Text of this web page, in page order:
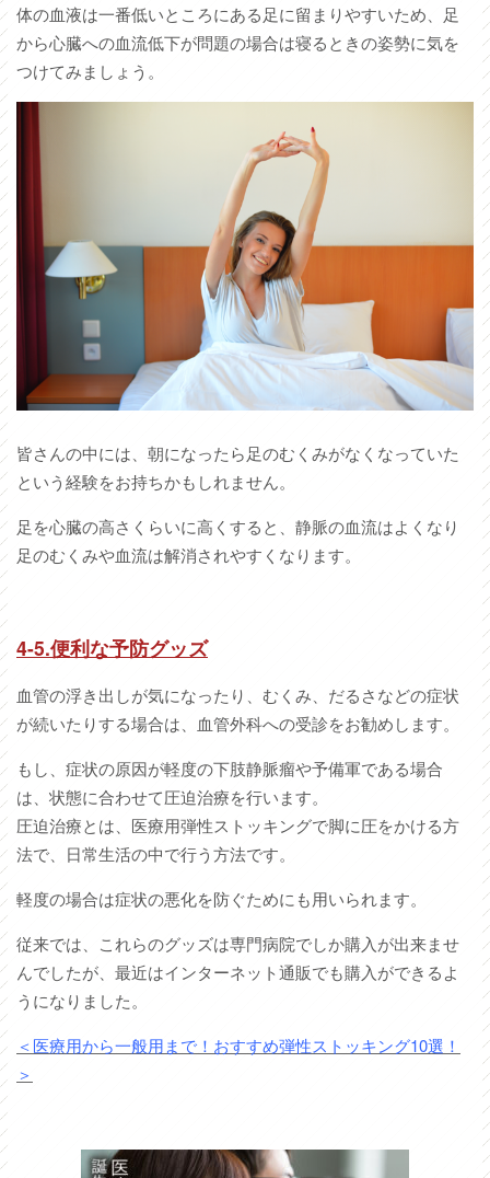
体の血液は一番低いところにある足に留まりやすいため、足
から心臓への血流低下が問題の場合は寝るときの姿勢に気を
つけてみましょう。
皆さんの中には、朝になったら足のむくみがなくなっていた
という経験をお持ちかもしれません。
足を心臓の高さくらいに高くすると、静脈の血流はよくなり
足のむくみや血流は解消されやすくなります。
4-5.便利な予防グッズ
血管の浮き出しが気になったり、むくみ、だるさなどの症状
が続いたりする場合は、血管外科への受診をお勧めします。
もし、症状の原因が軽度の下肢静脈瘤や予備軍である場合
は、状態に合わせて圧迫治療を行います。
圧迫治療とは、医療用弾性ストッキングで脚に圧をかける方
法で、日常生活の中で行う方法です。
軽度の場合は症状の悪化を防ぐためにも用いられます。
従来では、これらのグッズは専門病院でしか購入が出来ませ
んでしたが、最近はインターネット通販でも購入ができるよ
うになりました。
＜医療用から一般用まで！おすすめ弾性ストッキング10選！
＞